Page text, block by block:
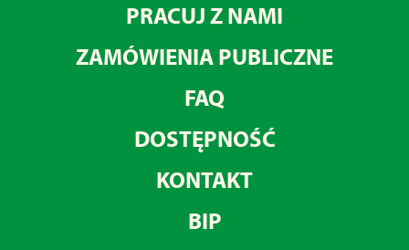
PRACUJ Z NAMI
ZAMÓWIENIA PUBLICZNE
FAQ
DOSTĘPNOŚĆ
KONTAKT
BIP